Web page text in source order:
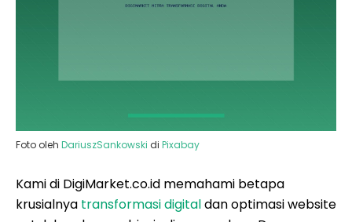
Foto oleh DariuszSankowski di Pixabay
Kami di DigiMarket.co.id memahami betapa
krusialnya transformasi digitaldan optimasi website